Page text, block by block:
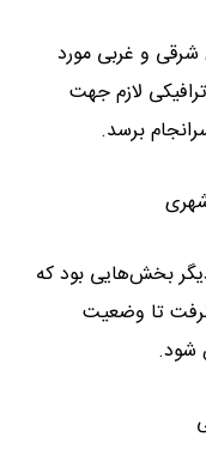
و غربی مورد
لازم جهت
برسد.
دیگر بخش‌هایی بود که
گرفت تا وضعیت
شود.